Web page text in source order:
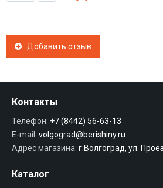
Добавить отзыв
Контакты
Телефон: +7 (8442) 56-63-13
E-mail: volgograd@berishiny.ru
Адрес магазина: г.Волгоград, ул.
Каталог